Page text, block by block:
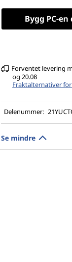
14" WUXGA (1920
Anti-Glare, Non-
45%NTSC, 400 nits,
Bygg PC-en
Forventet levering
og 20.08
Fraktalternativer for
Delenummer:
Se mindre